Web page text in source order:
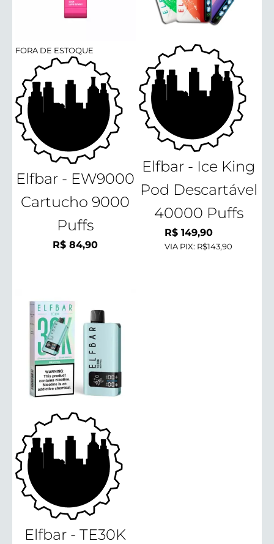
FORA DE ESTOQUE
Elfbar - EW9000
Cartucho 9000
Puffs
R$ 84,90
Elfbar - Ice King
Pod Descartável
40000 Puffs
R$ 149,90
VIA PIX: R$143,90
Elfbar - TE30K